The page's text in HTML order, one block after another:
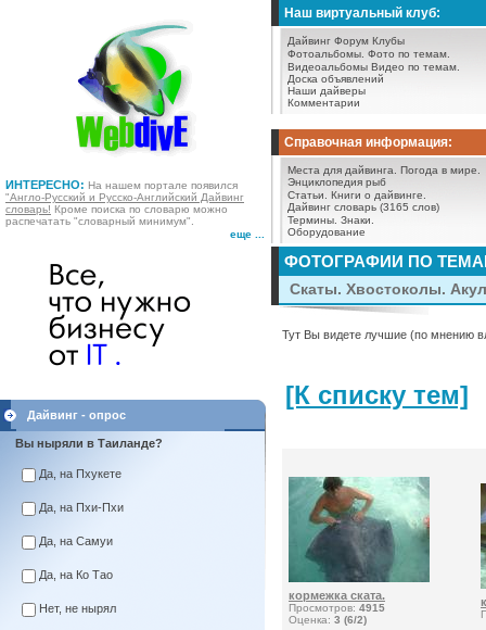
ИНТЕРЕСНО: На нашем портале появился
"Англо-Русский и Русско-Английский Дайвинг
словарь! Кроме поиска по словарю можно
распечатать "словарный минимум".
еще ...
Наш виртуальный клуб:
Дайвинг Форум Клубы
Фотоальбомы. Фото по темам.
Видеоальбомы Видео по темам.
Доска объявлений
Наши дайверы
Комментарии
Справочная информация:
Места для дайвинга.
Погода в мире.
Энциклопедия рыб
Статьи.
Книги о дайвинге.
Дайвинг словарь (3165 слов)
Термины. Знаки.
Оборудование
Дайвинг - опрос
Вы ныряли в Таиланде?
Да, на Пхукете
Да, на Пхи-Пхи
Да, на Самуи
Да, на Ко Тао
Нет, не нырял
ФОТОГРАФИИ ПО
Скаты. Хвостоколы.
Тут Вы видете лучшие (по мнению
[К списку тем]
кормежка ската.
Просмотров: 4915
Оценка: 3 (6/2)